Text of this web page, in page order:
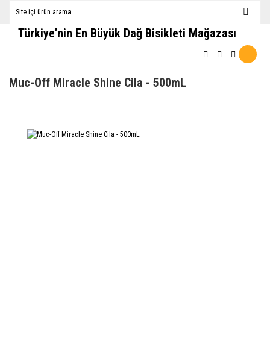
Türkiye'nin En Büyük Dağ Bisikleti Mağazası
Muc-Off Miracle Shine Cila - 500mL